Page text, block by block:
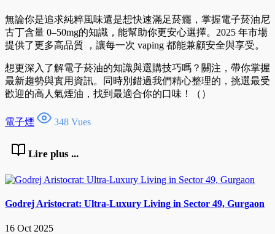
無論你是追求純粹風味還是想快速滿足菸癮，掌握電子菸油尼
古丁含量 0–50mg的知識，能幫助你更安心選擇。2025 年市場
提供了更多高品質 ，讓每一次 vaping 都能兼顧安全與享受。
想更深入了解電子菸油的知識與選購技巧嗎？關注，帶你掌握
最新趨勢與實用資訊。同時別錯過我們精心整理的，挑選最受
歡迎的高人氣煙油，找到最適合你的口味！（）
電子煙 348 Vues
Lire plus ...
Godrej Aristocrat: Ultra-Luxury Living in Sector 49, Gurgaon
16 Oct 2025